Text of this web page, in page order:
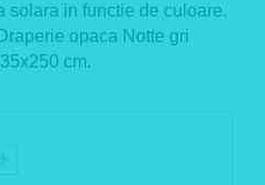
solara in functie de culoare.
opaca Notte gri
cm.